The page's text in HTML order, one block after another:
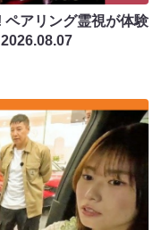
ペアリング霊視が体験
2026.08.07